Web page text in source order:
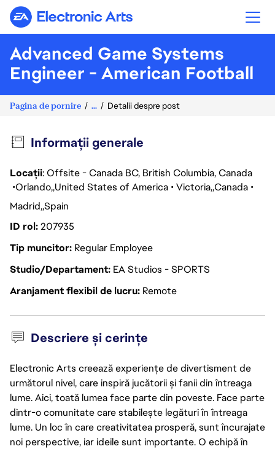
Electronic Arts
Advanced Game Systems
Engineer - American Football
Pagina de pornire ... Detalii despre post
Informații generale
Locații: Offsite - Canada BC, British Columbia, Canada
Orlando United States of America Victoria Canada
Madrid Spain
ID rol207935
Tip muncitor Regular Employee
Studio/Departament EA Studios - SPORTS
Aranjament flexibil de lucru Remote
Descriere și cerințe
Electronic Arts creează experiențe de divertisment de
următorul nivel, care inspiră jucătorii și fanii din întreaga
lume. Aici, toată lumea face parte din poveste. Face parte
dintr-o comunitate care stabilește legături în întreaga
lume. Un loc în care creativitatea prosperă, sunt încurajate
noi perspective, iar ideile sunt importante. O echipă în